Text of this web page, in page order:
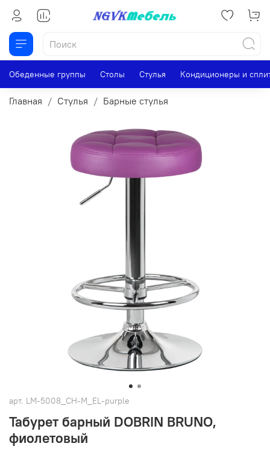
Обеденные группы Столы Стулья Кондиционеры и
Главная Стулья Барные стулья
арт. LM-5008_CH-M_EL-purple
Табурет барный DOBRIN BRUNO,
фиолетовый